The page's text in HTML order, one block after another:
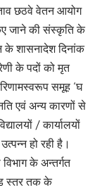
छठवे वेतन आयोग
जाने की संस्कृति के
के शासनादेश दिनांक
के पदों को मृत
समूह ‘घ
एवं अन्य कारणों से
/ कार्यालयों
हो रही है।
विभाग के अन्तर्गत
स्तर तक के